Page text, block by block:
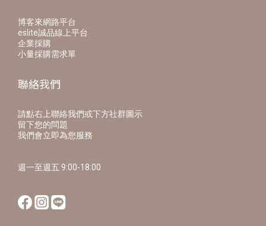
博客來網路平台
eslite誠品線上平台
企業採購
小量採購需求單
聯絡我們
請點右上聯絡我們或下方社群圖示
留下您的問題
我們會立即為您服務
週一至週五 9:00-18:00